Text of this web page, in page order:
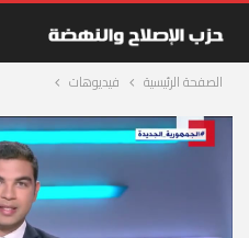
الصفحة الرئيسية فيديوهات